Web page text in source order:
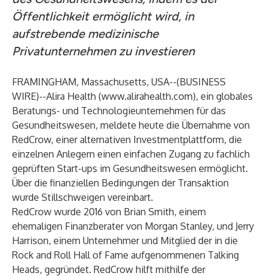
Öffentlichkeit ermöglicht wird, in
aufstrebende medizinische
Privatunternehmen zu investieren
FRAMINGHAM, Massachusetts, USA--(BUSINESS
WIRE)--Alira Health (www.alirahealth.com), ein globales
Beratungs- und Technologieunternehmen für das
Gesundheitswesen, meldete heute die Übernahme von
RedCrow, einer alternativen Investmentplattform, die
einzelnen Anlegern einen einfachen Zugang zu fachlich
geprüften Start-ups im Gesundheitswesen ermöglicht.
Über die finanziellen Bedingungen der Transaktion
wurde Stillschweigen vereinbart.
RedCrow wurde 2016 von Brian Smith, einem
ehemaligen Finanzberater von Morgan Stanley, und Jerry
Harrison, einem Unternehmer und Mitglied der in die
Rock and Roll Hall of Fame aufgenommenen Talking
Heads, gegründet. RedCrow hilft mithilfe der